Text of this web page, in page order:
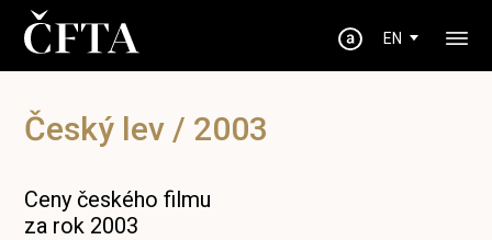
EN
Český lev / 2003
Ceny českého filmu
za rok 2003